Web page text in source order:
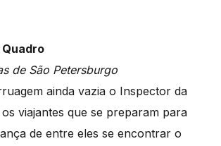
de São Petersburgo
ainda vazia o Inspector da
viajantes que se preparam para
de entre eles se encontrar o